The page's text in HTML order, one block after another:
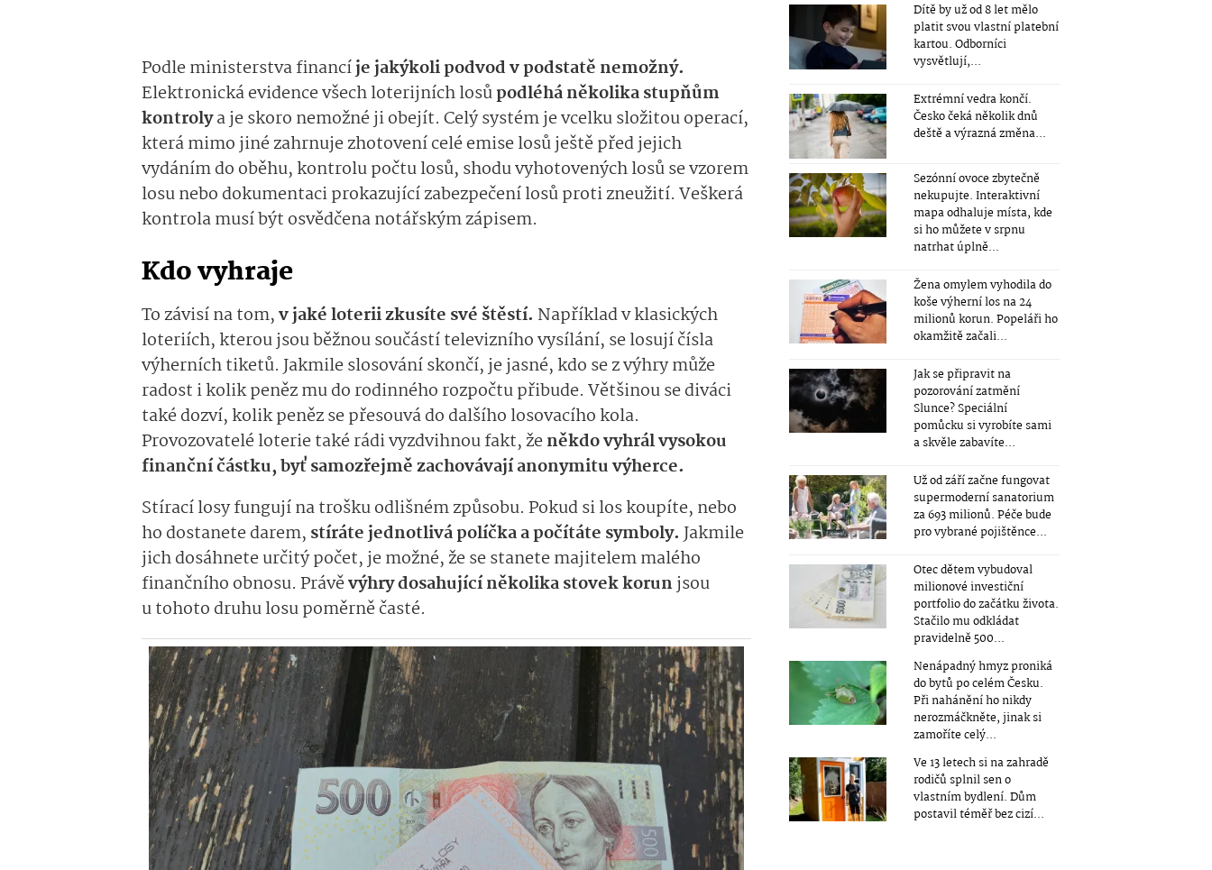
Podle ministerstva financíje jakýkoli podvod v podstatě nemožný.
Elektronická evidence všech loterijních losůpodléhá několika stupňům
kontrolya je skoro nemožné ji obejít. Celý systém je vcelku složitou operací,
která mimo jiné zahrnuje zhotovení celé emise losů ještě před jejich
vydáním do oběhu, kontrolu počtu losů, shodu vyhotovených losů se vzorem
losu nebo dokumentaci prokazující zabezpečení losů proti zneužití. Veškerá
kontrola musí být osvědčena notářským zápisem.
Kdo vyhraje
To závisí na tom,v jaké loterii zkusíte své štěstí. Například v klasických
loteriích, kterou jsou běžnou součástí televizního vysílání, se losují čísla
výherních tiketů. Jakmile slosování skončí, je jasné, kdo se z výhry může
radost i kolik peněz mu do rodinného rozpočtu přibude. Většinou se diváci
také dozví, kolik peněz se přesouvá do dalšího losovacího kola.
Provozovatelé loterie také rádi vyzdvihnou fakt, ženěkdo vyhrál vysokou
finanční částku, byť samozřejmě zachovávají anonymitu výherce.
Stírací losy fungují na trošku odlišném způsobu. Pokud si los koupíte, nebo
ho dostanete darem, stíráte jednotlivá políčka a počítáte symboly.Jakmile
jich dosáhnete určitý počet, je možné, že se stanete majitelem malého
finančního obnosu. Právěvýhry dosahující několika stovek korunjsou
u tohoto druhu losu poměrně časté.
Dítě by už od 8 let mělo
platit svou vlastní platební
kartou. Odborníci
vysvětlují,...
Extrémní vedra končí.
Česko čeká několik dnů
deště a výrazná změna...
Sezónní ovoce zbytečně
nekupujte. Interaktivní
mapa odhaluje místa, kde
si ho můžete v srpnu
natrhat úplně...
Žena omylem vyhodila do
koše výherní los na 24
milionů korun. Popeláři ho
okamžitě začali...
Jak se připravit na
pozorování zatmění
Slunce? Speciální
pomůcku si vyrobíte sami
a skvěle zabavíte...
Už od září začne fungovat
supermoderní sanatorium
za 693 milionů. Péče bude
pro vybrané pojištěnce...
Otec dětem vybudoval
milionové investiční
portfolio do začátku života.
Stačilo mu odkládat
pravidelně 500...
Nenápadný hmyz proniká
do bytů po celém Česku.
Při nahánění ho nikdy
nerozmáčkněte, jinak si
zamoříte celý...
Ve 13 letech si na zahradě
rodičů splnil sen o
vlastním bydlení. Dům
postavil téměř bez cizí...